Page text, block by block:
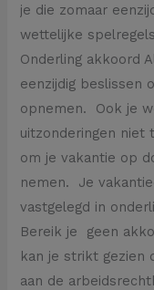
je die zomaar
wettelijke
Onderling akkoord
eenzijdig beslissen
opnemen. Ook je
uitzonderingen niet
om je vakantie op
nemen. Je
vastgelegd in
Bereik je geen
kan je strikt gezien
aan de